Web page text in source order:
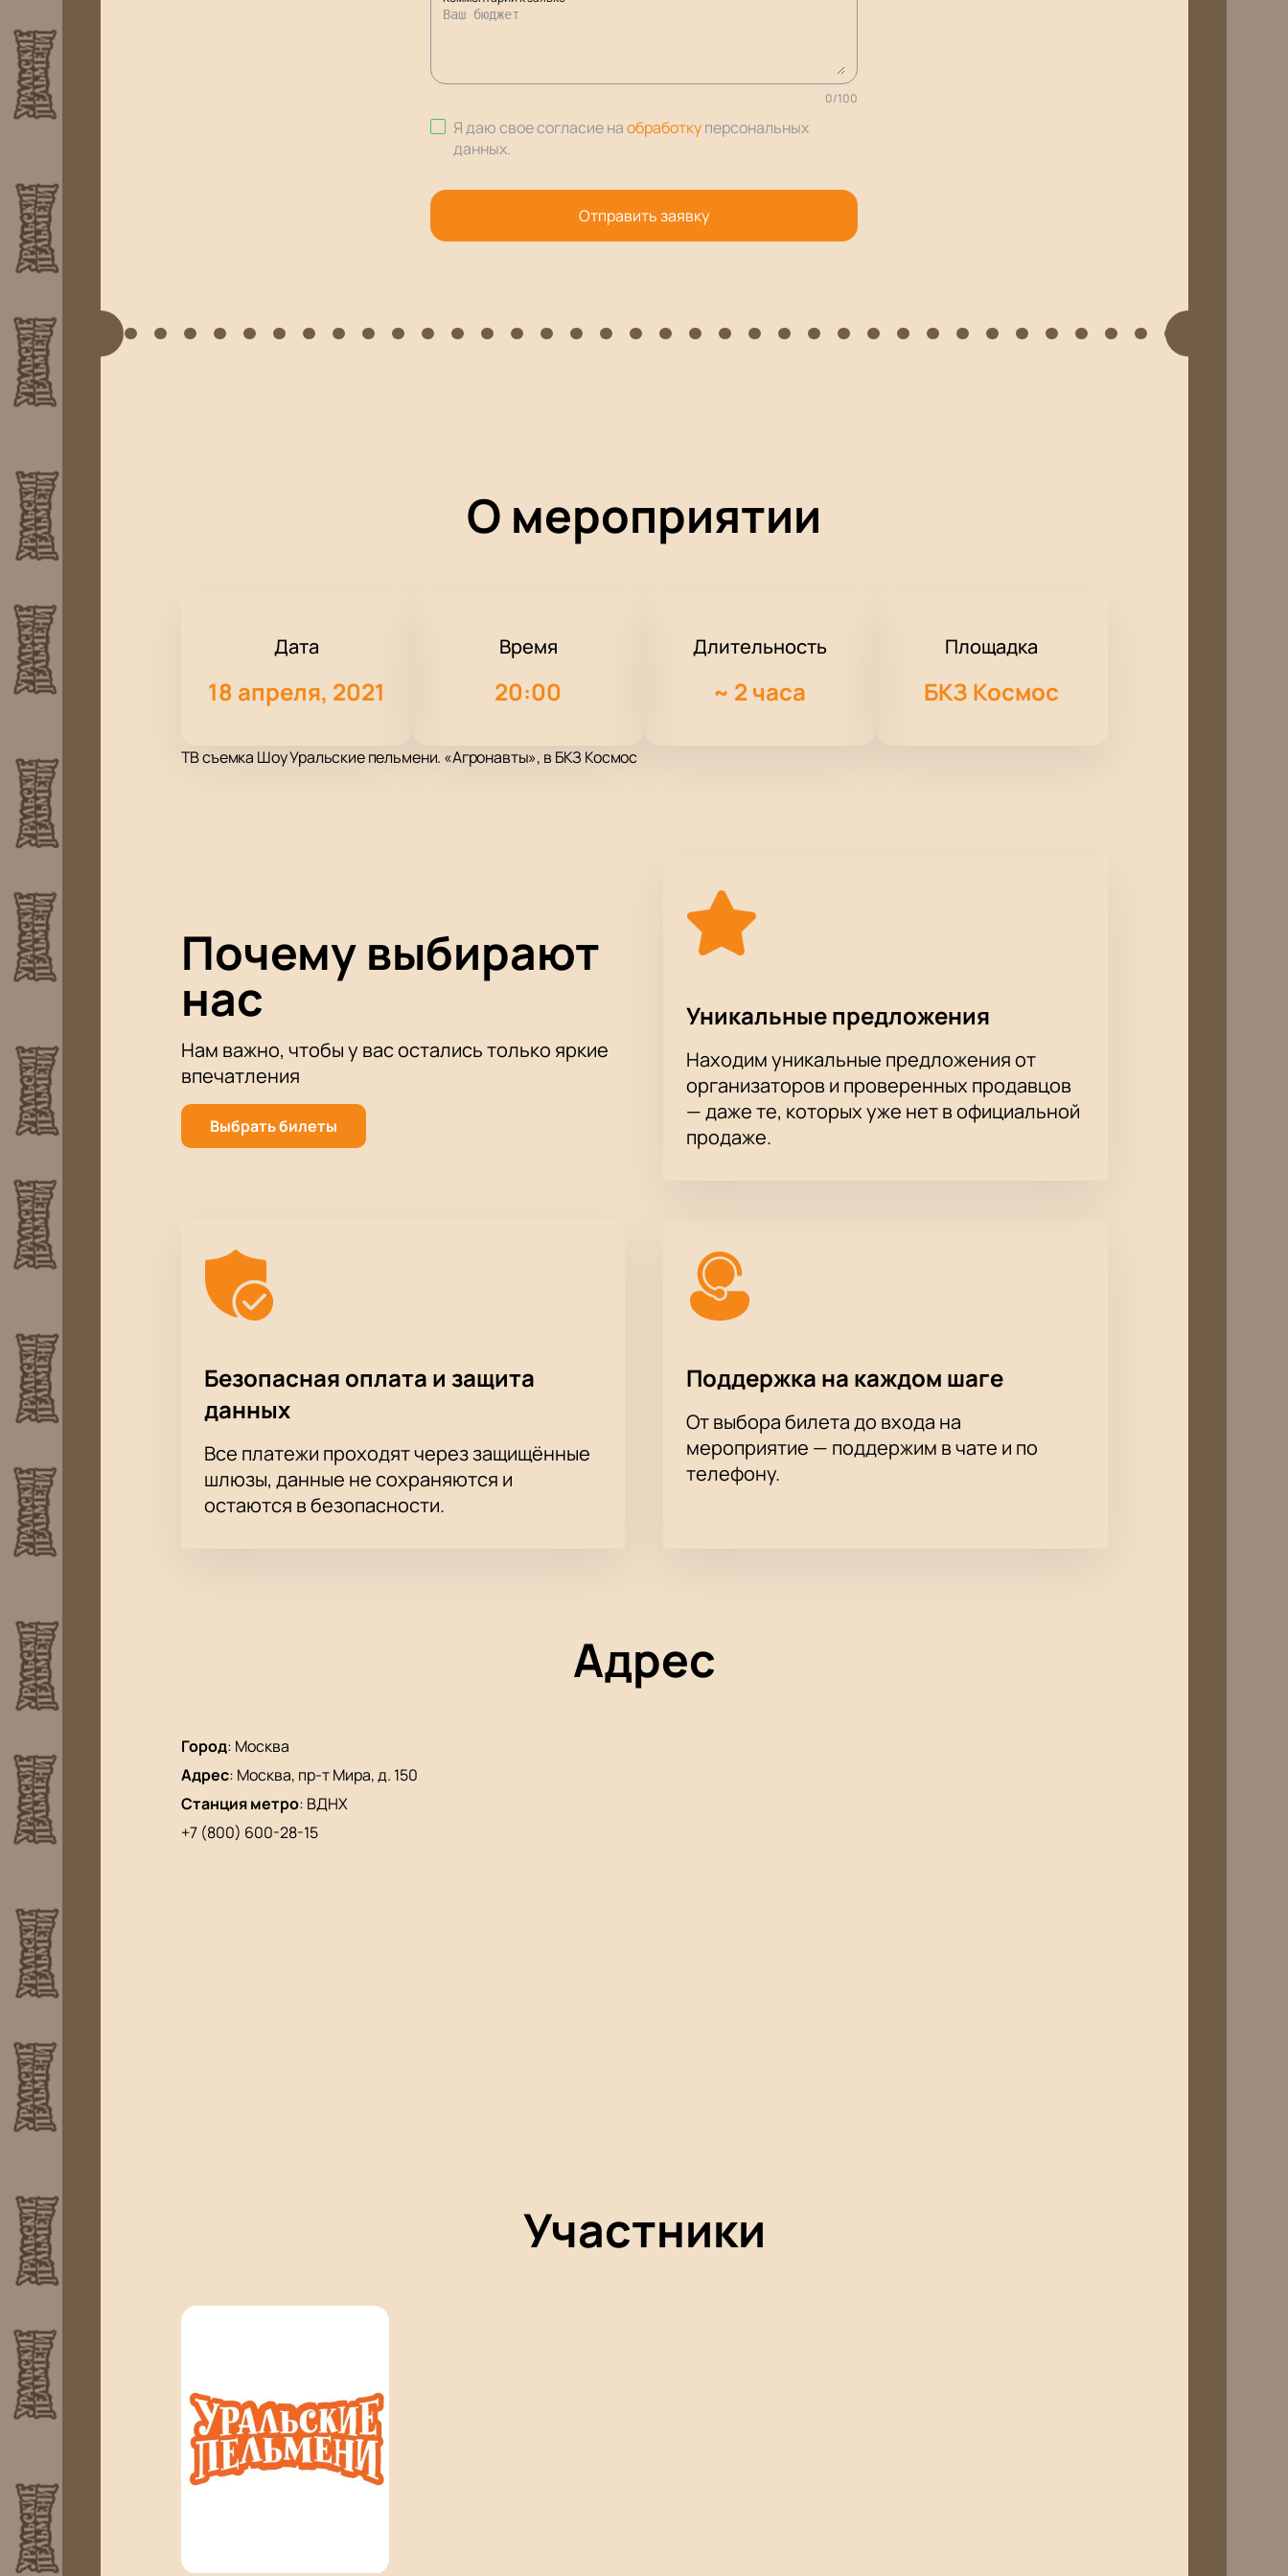
0/100
Я даю свое согласие наобработкуперсональных
данных.
Отправить заявку
О мероприятии
Дата
18 апреля, 2021
Время
20:00
Длительность
~ 2 часа
Площадка
БКЗ Космос
ТВ съемка Шоу Уральские пельмени. «Агронавты», в БКЗ Космос
Почему выбирают
нас
Нам важно, чтобы у вас остались только яркие
впечатления
Выбрать билеты
Уникальные предложения
Находим уникальные предложения от
организаторов и проверенных продавцов
— даже те, которых уже нет в официальной
продаже.
Безопасная оплата и защита
данных
Все платежи проходят через защищённые
шлюзы, данные не сохраняются и
остаются в безопасности.
Поддержка на каждом шаге
От выбора билета до входа на
мероприятие — поддержим в чате и по
телефону.
Адрес
Город: Москва
Адрес: Москва, пр-т Мира, д. 150
Станция метро: ВДНХ
+7 (800) 600-28-15
Участники